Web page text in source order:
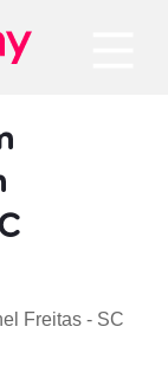
Freitas - SC